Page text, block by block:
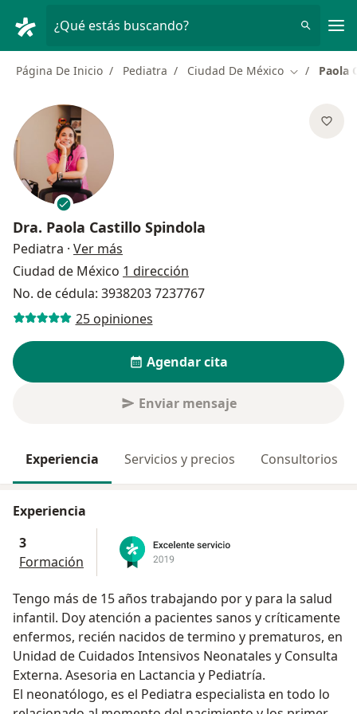
¿Qué estás buscando?
Página De Inicio Pediatra Ciudad De México Cambiar de
Paola
Dra. Paola Castillo Spindola
Pediatra · Ver más
Ciudad de México 1 dirección
No. de cédula: 3938203 7237767
25 opiniones
Agendar cita
Enviar mensaje
Experiencia Servicios y precios Consultorios
Experiencia
3
Formación
Tengo más de 15 años trabajando por y para la salud
infantil. Doy atención a pacientes sanos y críticamente
enfermos, recién nacidos de termino y prematuros, en
Unidad de Cuidados Intensivos Neonatales y Consulta
Externa. Asesoria en Lactancia y Pediatría.
El neonatólogo, es el Pediatra especialista en todo lo